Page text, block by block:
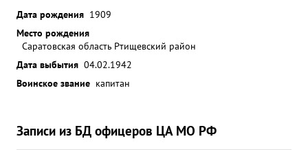
Дата рождения 1909
Место рождения
Саратовская область Ртищевский район
Дата выбытия 04.02.1942
Воинское звание капитан
Записи из БД офицеров ЦА МО РФ